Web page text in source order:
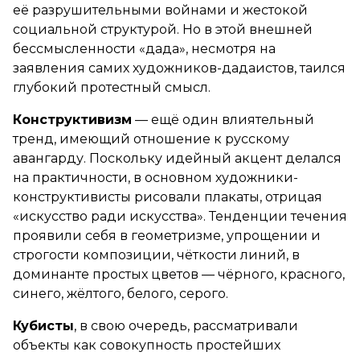
её разрушительными войнами и жестокой
социальной структурой. Но в этой внешней
бессмысленности «дада», несмотря на
заявления самих художников-дадаистов, таился
глубокий протестный смысл.
Конструктивизм — ещё один влиятельный
тренд, имеющий отношение к русскому
авангарду. Поскольку идейный акцент делался
на практичности, в основном художники-
конструктивисты рисовали плакаты, отрицая
«искусство ради искусства». Тенденции течения
проявили себя в геометризме, упрощении и
строгости композиции, чёткости линий, в
доминанте простых цветов — чёрного, красного,
синего, жёлтого, белого, серого.
Кубисты, в свою очередь, рассматривали
объекты как совокупность простейших